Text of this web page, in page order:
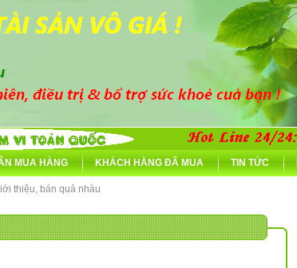
MUA HÀNG KHÁCH HÀNG ĐÃ MUA TIN TỨC
thiệu, bán quả nhàu